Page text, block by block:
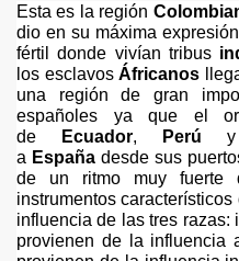
Esta es la región
dio en su máxima
fértil donde vivían tribus
los esclavosÁfricanos
una región de gran
españoles ya que el
de
Ecuador, Perú
a España desde sus
de un ritmo muy
instrumentos
influencia de las tres razas:
provienen de la influencia
QUEBRADA LA LOPEZ